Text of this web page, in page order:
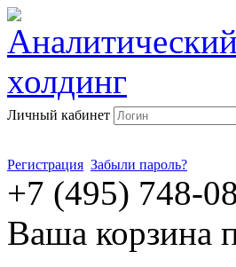
Личный кабинет
Регистрация Забыли пароль?
+7 (495) 748-
Ваша корзина